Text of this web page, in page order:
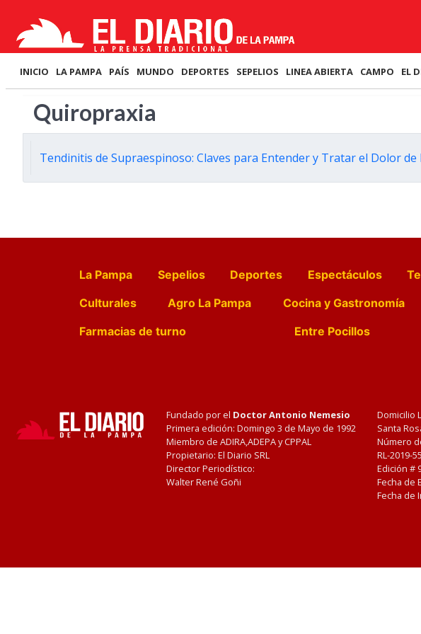
INICIO LA PAMPA PAÍS MUNDO DEPORTES SEPELIOS LINEA ABIERTA CAMPO EL
Quiropraxia
Tendinitis de Supraespinoso: Claves para Entender y Tratar el Dolor
La Pampa Sepelios Deportes Espectáculos
Culturales
Agro La Pampa Cocina y Gastronomía
Farmacias de turno
Entre Pocillos
Fundado por el Doctor Antonio Nemesio
Primera edición: Domingo 3 de Mayo de 1992
Miembro de ADIRA,ADEPA y CPPAL
Propietario: El Diario SRL
Director Periodístico:
Walter René Goñi
Domicilio
Santa
Número
RL-2019-
Edición #
Fecha de
Fecha de